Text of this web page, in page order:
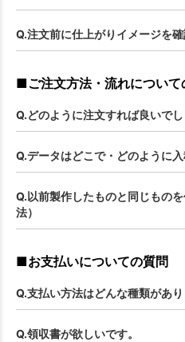
Q.注文前に仕上がりイメージを確
■ご注文方法・流れについて
Q.どのように注文すれば良いでし
Q.データはどこで・どのように入
Q.以前製作したものと同じもの
法）
■お支払いについての質問
Q.支払い方法はどんな種類があり
Q.領収書が欲しいです。